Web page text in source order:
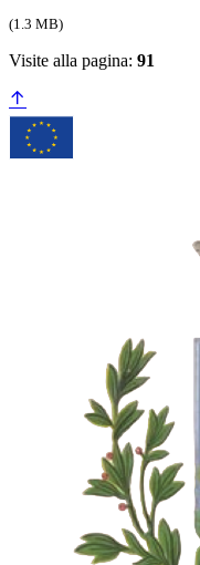
(1.3 MB)
Visite alla pagina: 91